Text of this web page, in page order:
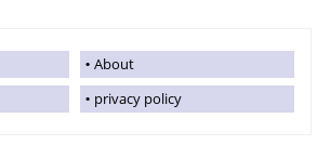
About
privacy policy